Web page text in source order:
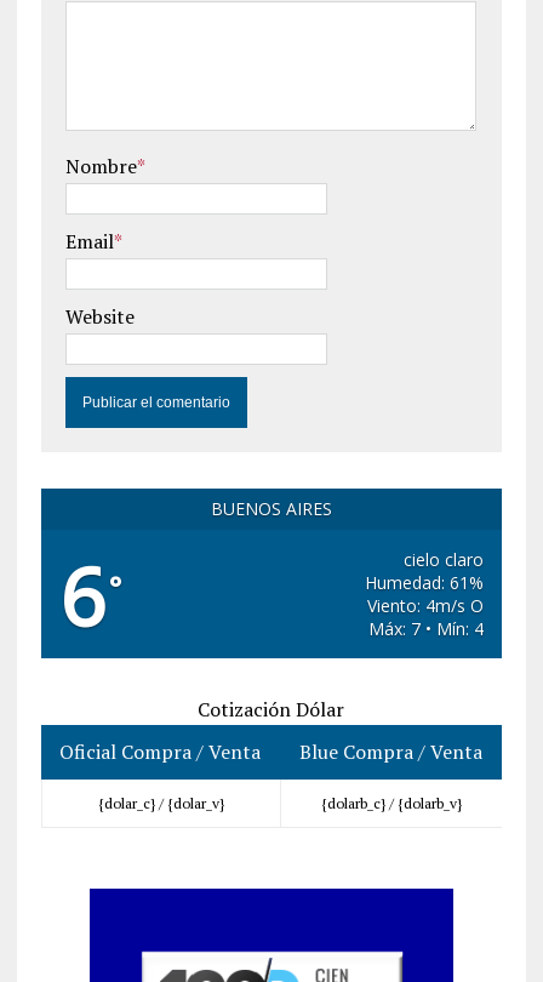
Nombre*
Email*
Website
BUENOS AIRES
6°
cielo claro
Humedad: 61%
Viento: 4m/s O
Máx: 7 • Mín: 4
Cotización Dólar
Oficial Compra / Venta
Blue Compra / Venta
{dolar_c} / {dolar_v} {dolarb_c} / {dolarb_v}